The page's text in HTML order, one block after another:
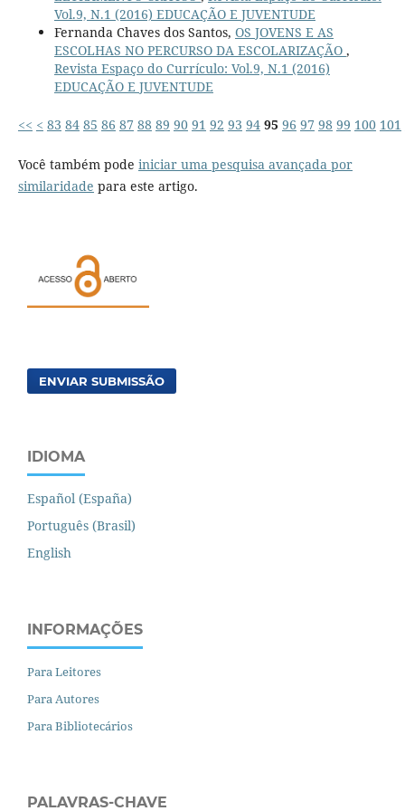
Vol.9, N.1 (2016) EDUCAÇÃO E JUVENTUDE
Fernanda Chaves dos Santos, OS JOVENS E AS
ESCOLHAS NO PERCURSO DA ESCOLARIZAÇÃO ,
Revista Espaço do Currículo: Vol.9, N.1 (2016)
EDUCAÇÃO E JUVENTUDE
<< < 83 84 85 86 87 88 89 90 91 92 93 94 95 96 97 98 99 100 101
Você também pode iniciar uma pesquisa avançada por
similaridade para este artigo.
ENVIAR SUBMISSÃO
IDIOMA
Español (España)
Português (Brasil)
English
INFORMAÇÕES
Para Leitores
Para Autores
Para Bibliotecários
PALAVRAS-CHAVE